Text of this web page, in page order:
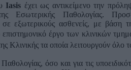
Iasis έχει ως αντικείμενο την
Εσωτερικής Παθολογίας.
εξωτερικούς ασθενείς, με βάση
έργο των κλινικών
Κλινικής τα οποία λειτουργούν όλο
όσο και για τις